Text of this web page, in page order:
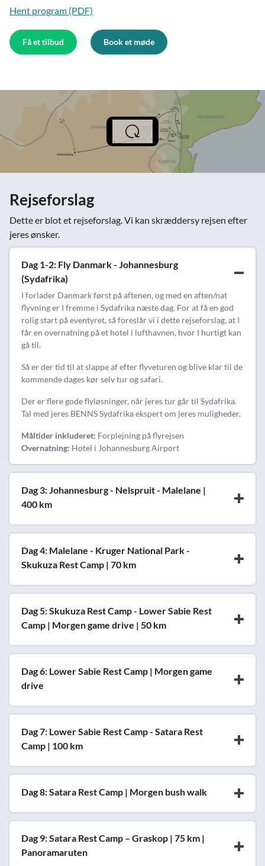
Hent program (PDF)
Få et tilbud Book et møde
Rejseforslag
Dette er blot et rejseforslag. Vi kan skræddersy rejsen efter
jeres ønsker.
Dag 1-2: Fly Danmark - Johannesburg
(Sydafrika)
I forlader Danmark først på aftenen, og med en aften/nat
flyvning er I fremme i Sydafrika næste dag. For at få en god
rolig start på eventyret, så foreslår vi i dette rejseforslag, at I
får en overnatning på et hotel i lufthavnen, hvor I hurtigt kan
gå til.
Så er der tid til at slappe af efter flyveturen og blive klar til de
kommende dages kør selv tur og safari.
Der er flere gode flyløsninger, når jeres tur går til Sydafrika.
Tal med jeres BENNS Sydafrika ekspert om jeres muligheder.
Måltider inkluderet: Forplejning på flyrejsen
Overnatning: Hotel i Johannesburg Airport
Dag 3: Johannesburg - Nelspruit - Malelane |
400 km
Dag 4: Malelane - Kruger National Park -
Skukuza Rest Camp | 70 km
Dag 5: Skukuza Rest Camp - Lower Sabie Rest
Camp | Morgen game drive | 50 km
Dag 6: Lower Sabie Rest Camp | Morgen game
drive
Dag 7: Lower Sabie Rest Camp - Satara Rest
Camp | 100 km
Dag 8: Satara Rest Camp | Morgen bush walk
Dag 9: Satara Rest Camp – Graskop | 75 km |
Panoramaruten